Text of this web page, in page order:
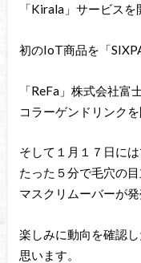
「Kirala」サービスを
初のIoT商品を「
「ReFa」株式会社富
コラーゲンドリンク
そして１月１７日に
たった５分で毛穴の
マスクリムーバーが発
楽しみに動向を確認し
思います。